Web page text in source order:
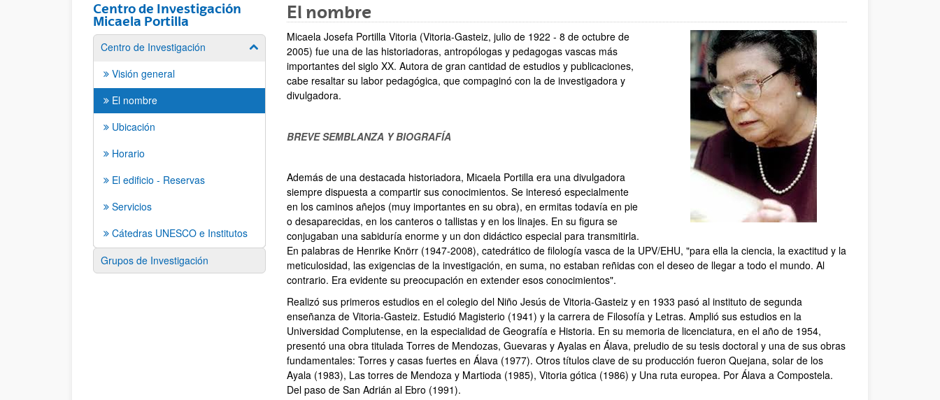
Centro de Investigación
Micaela Portilla
Centro de Investigación Mostrar/ocultar subpáginas
Visión general
El nombre
Ubicación
Horario
El edificio - Reservas
Servicios
Cátedras UNESCO e Institutos
Grupos de Investigación
El nombre
Micaela Josefa Portilla Vitoria (Vitoria-Gasteiz, julio de 1922 - 8 de octubre de
2005) fue una de las historiadoras, antropólogas y pedagogas vascas más
importantes del siglo XX. Autora de gran cantidad de estudios y publicaciones,
cabe resaltar su labor pedagógica, que compaginó con la de investigadora y
divulgadora.
BREVE SEMBLANZA Y BIOGRAFÍA
Además de una destacada historiadora, Micaela Portilla era una divulgadora
siempre dispuesta a compartir sus conocimientos. Se interesó especialmente
en los caminos añejos (muy importantes en su obra), en ermitas todavía en pie
o desaparecidas, en los canteros o tallistas y en los linajes. En su figura se
conjugaban una sabiduría enorme y un don didáctico especial para transmitirla.
En palabras de Henrike Knörr (1947-2008), catedrático de filología vasca de la UPV/EHU, "para ella la ciencia, la exactitud y la
meticulosidad, las exigencias de la investigación, en suma, no estaban reñidas con el deseo de llegar a todo el mundo. Al
contrario. Era evidente su preocupación en extender esos conocimientos".
Realizó sus primeros estudios en el colegio del Niño Jesús de Vitoria-Gasteiz y en 1933 pasó al instituto de segunda
enseñanza de Vitoria-Gasteiz. Estudió Magisterio (1941) y la carrera de Filosofía y Letras. Amplió sus estudios en la
Universidad Complutense, en la especialidad de Geografía e Historia. En su memoria de licenciatura, en el año de 1954,
presentó una obra titulada Torres de Mendozas, Guevaras y Ayalas en Álava, preludio de su tesis doctoral y una de sus obras
fundamentales: Torres y casas fuertes en Álava (1977). Otros títulos clave de su producción fueron Quejana, solar de los
Ayala (1983), Las torres de Mendoza y Martioda (1985), Vitoria gótica (1986) y Una ruta europea. Por Álava a Compostela.
Del paso de San Adrián al Ebro (1991).